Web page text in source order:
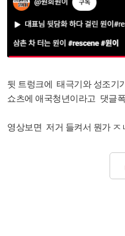
뒷 트렁크에 태극기와 성조
쇼츠에 애국청년이라고 댓글
영상보면 저거 들켜서 뭔가